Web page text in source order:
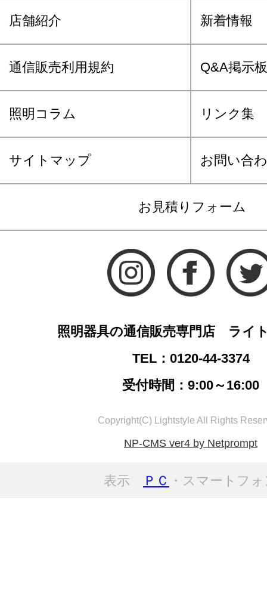
店舗紹介 新着情報
通信販売利用規約 Q&A掲示板
照明コラム リンク集
サイトマップ お問い合
お見積りフォーム
照明器具の通信販売専門店 ライ
TEL：0120-44-3374
受付時間：9:00～16:00
Copyright(C) Lightstyle All Rights
NP-CMS ver4 by Netprompt
表示 ＰＣ ・スマートフ